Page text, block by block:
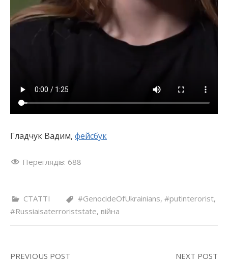
Гладчук Вадим, фейсбук
Переглядів: 688
СТАТТІ #GenocideOfUkrainians, #putinterorist,
#Russiaisaterroriststate, війна
PREVIOUS POST NEXT POST